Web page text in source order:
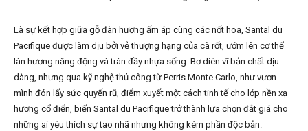
Là sự kết hợp giữa gỗ đàn hương ấm áp cùng các nốt hoa, Santal du
Pacifique được làm dịu bởi vẻ thượng hạng của cà rốt, ướm lên cơ thể
làn hương năng động và tràn đầy nhựa sống. Bơ diên vĩ bản chất dịu
dàng, nhưng qua kỹ nghệ thủ công từ Perris Monte Carlo, như vươn
mình đón lấy sức quyến rũ, điểm xuyết một cách tinh tế cho lớp nền xạ
hương cổ điển, biến Santal du Pacifique trở thành lựa chọn đắt giá cho
những ai yêu thích sự tao nhã nhưng không kém phần độc bản.